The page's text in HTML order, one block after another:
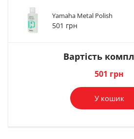
Засіб по догляду за
духовим...
Yamaha Metal Polish
501 грн
Вартість
501 грн
У кошик